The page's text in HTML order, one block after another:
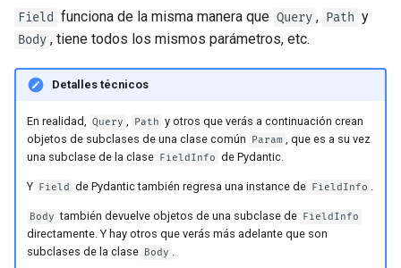
Field funciona de la misma manera que Query , Path y
Body , tiene todos los mismos parámetros, etc.
Detalles técnicos
En realidad, Query , Path y otros que verás a continuación crean
objetos de subclases de una clase común
Param , que es a su vez
una subclase de la clase
FieldInfo de Pydantic.
Y Field de Pydantic también regresa una instance de FieldInfo
Body también devuelve objetos de una subclase de FieldInfo
directamente. Y hay otros que verás más adelante que son
subclases de la clase Body